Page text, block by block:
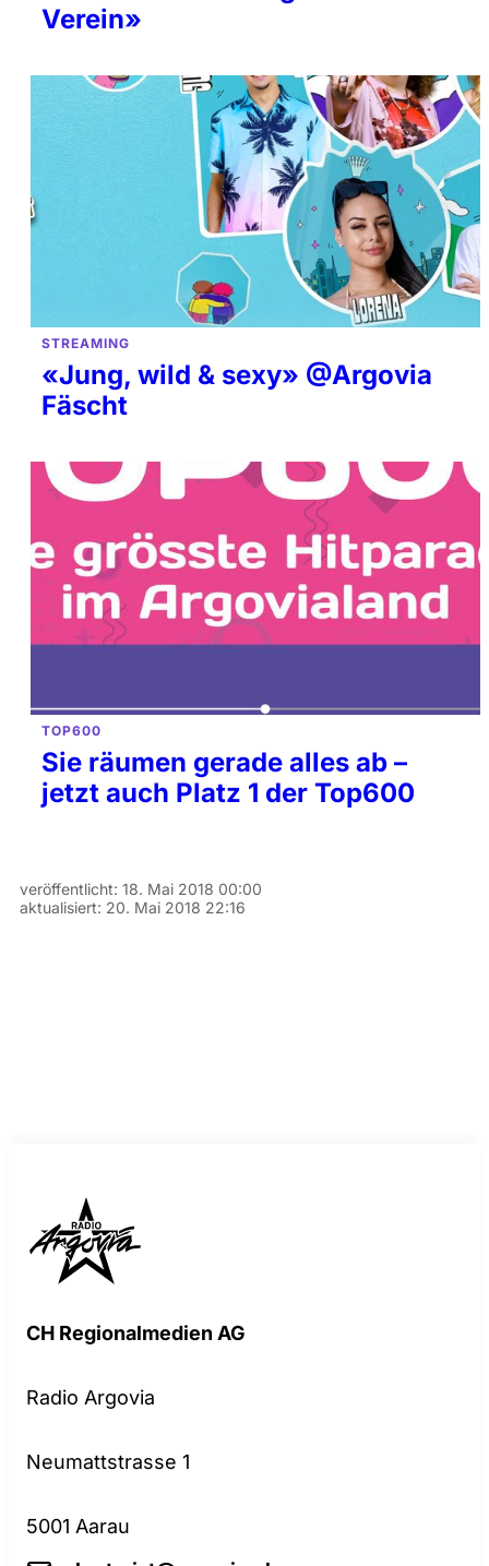
Verein»
STREAMING
«Jung, wild & sexy» @Argovia
Fäscht
TOP600
Sie räumen gerade alles ab –
jetzt auch Platz 1 der Top600
veröffentlicht: 18. Mai 2018 00:00
aktualisiert: 20. Mai 2018 22:16
CH Regionalmedien AG
Radio Argovia
Neumattstrasse 1
5001 Aarau